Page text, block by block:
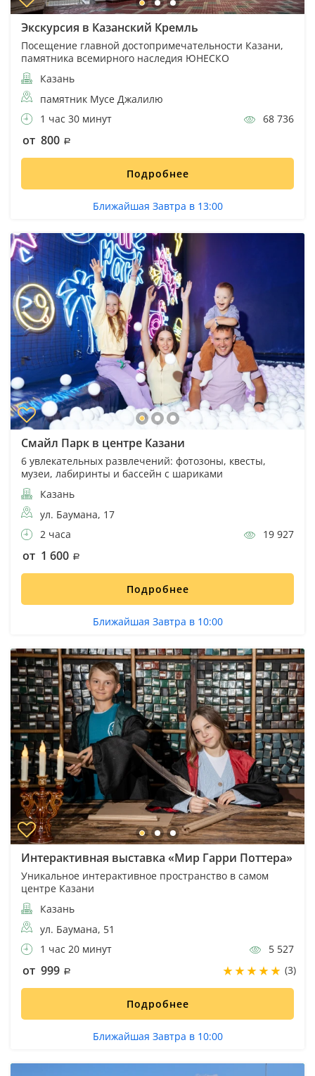
Экскурсия в Казанский Кремль
Посещение главной достопримечательности Казани,
памятника всемирного наследия ЮНЕСКО
Казань
памятник Мусе Джалилю
1 час 30 минут
68 736
от 800
Подробнее
Ближайшая Завтра в 13:00
Смайл Парк в центре Казани
6 увлекательных развлечений: фотозоны, квесты,
музеи, лабиринты и бассейн с шариками
Казань
ул. Баумана, 17
2 часа
19 927
от 1 600
Подробнее
Ближайшая Завтра в 10:00
Интерактивная выставка «Мир Гарри Поттера»
Уникальное интерактивное пространство в самом
центре Казани
Казань
ул. Баумана, 51
1 час 20 минут
5 527
от 999 (3)
Подробнее
Ближайшая Завтра в 10:00